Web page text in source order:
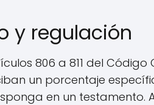
y regulación
806 a 811 del Código
un porcentaje
en un testamento.